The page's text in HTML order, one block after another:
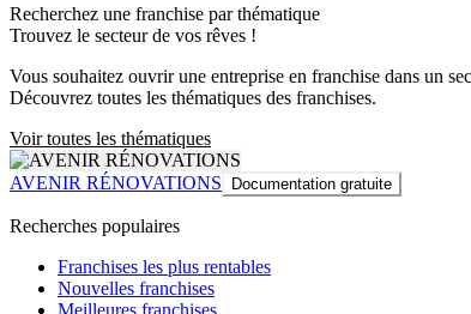
Recherchez une franchise par thématique
Trouvez le secteur de vos rêves !
Vous souhaitez ouvrir une entreprise en franchise dans un
Découvrez toutes les thématiques des franchises.
Voir toutes les thématiques
AVENIR RÉNOVATIONS Documentation gratuite
Recherches populaires
Franchises les plus rentables
Nouvelles franchises
Meilleures franchises